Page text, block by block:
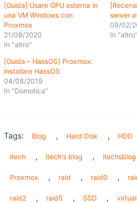
[Guida] Usare GPU esterna in
una VM Windows con
Proxmox
21/08/2020
In "altro"
server
09/02/
In "altro"
[Guida – HassOS] Proxmox:
installare HassOS
04/08/2019
In "Domotica"
Tags: Blog , Hard Disk , HDD
itech , itech's blog , itechsblog
Proxmox , raid , raid0 ,
raid2 , raid5 , SSD ,